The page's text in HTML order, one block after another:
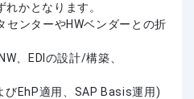
かとなります。
センターやHWベンダーとの折
、EDIの設計/構築、
びEhP適用、SAP Basis運用)